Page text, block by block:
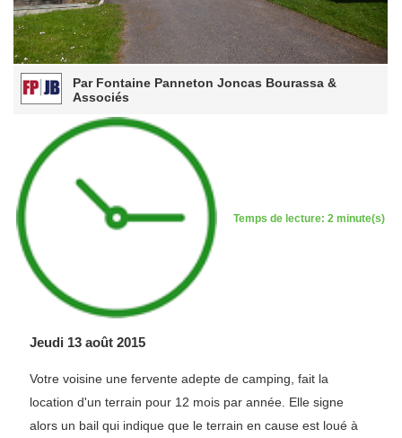
Par Fontaine Panneton Joncas Bourassa &
Associés
Temps de lecture: 2 minute(s)
Jeudi 13 août 2015
Votre voisine une fervente adepte de camping, fait la
location d'un terrain pour 12 mois par année. Elle signe
alors un bail qui indique que le terrain en cause est loué à